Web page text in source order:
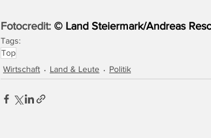
Fotocredit: © Land Steiermark/Andreas
Tags:
Top
Wirtschaft
Land & Leute Politik